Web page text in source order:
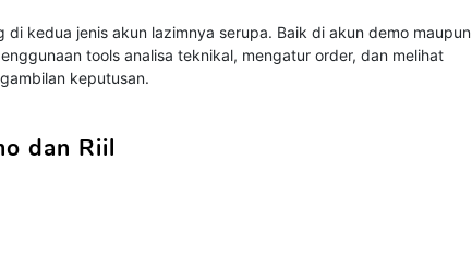
kedua jenis akun lazimnya serupa. Baik di akun demo maupun
tools analisa teknikal, mengatur order, dan melihat
keputusan.
dan Riil